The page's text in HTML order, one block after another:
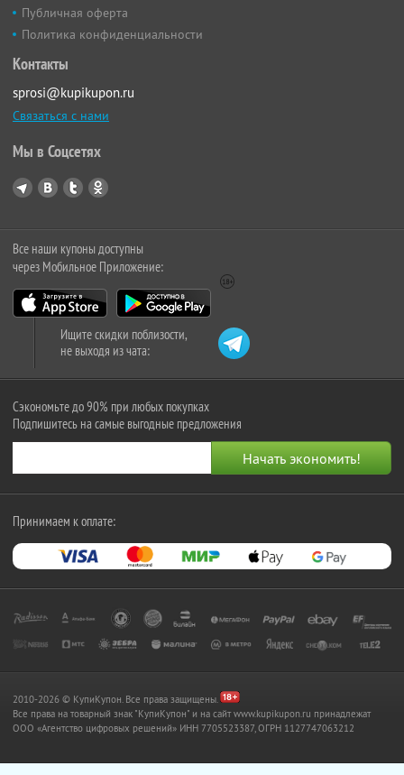
Публичная оферта
Политика конфиденциальности
Контакты
sprosi@kupikupon.ru
Связаться с нами
Мы в Соцсетях
Все наши купоны доступны
через Мобильное Приложение:
Ищите скидки поблизости,
не выходя из чата:
Сэкономьте до 90% при любых покупках
Подпишитесь на самые выгодные предложения
Принимаем к оплате:
2010-2026 © КупиКупон. Все права защищены.
Все права на товарный знак "КупиКупон" и на сайт www.kupikupon.ru принадлежат
OOO «Агентство цифровых решений» ИНН 7705523387, ОГРН 1127747063212